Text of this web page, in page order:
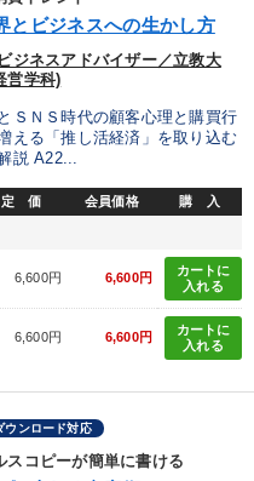
とビジネスへの生かし方
ジネスアドバイザー／立教大
営学科)
ＳＮＳ時代の顧客心理と購買行
える「推し活経済」を取り込む
説 A22...
定 価 会員価格 購 入
6,600円 6,600円
カートに
入れる
6,600円 6,600円
カートに
入れる
ウンロード対応
スコピーが簡単に書ける